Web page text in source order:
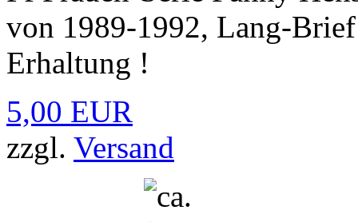
von 1989-1992, Lang-
Erhaltung !
5,00 EUR
zzgl. Versand